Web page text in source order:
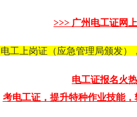
>>> 广州电工证网
工上岗证（应急管理局颁发
电工证报名火
考电工证，提升特种作业技能，